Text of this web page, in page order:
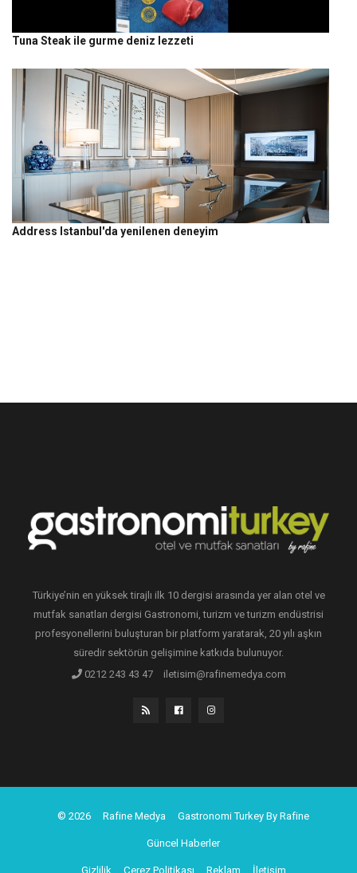
Tuna Steak ile gurme deniz lezzeti
Address Istanbul'da yenilenen deneyim
Türkiye’nin en yüksek tirajlı ilk 10 dergisi arasında yer alan otel ve
mutfak sanatları dergisi Gastronomi, turizm ve turizm endüstrisi
profesyonellerini buluşturan bir platform yaratarak, 20 yılı aşkın
süredir sektörün gelişimine katkıda bulunuyor.
0212 243 43 47
iletisim@rafinemedya.com
© 2026 Rafine Medya Gastronomi Turkey By Rafine
Güncel Haberler
Gizlilik Çerez Politikası Reklam İletişim